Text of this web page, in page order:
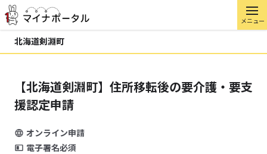
メニュー
北海道剣淵町
【北海道剣淵町】住所移転後の要介護・要支
援認定申請
オンライン申請
電子署名必須